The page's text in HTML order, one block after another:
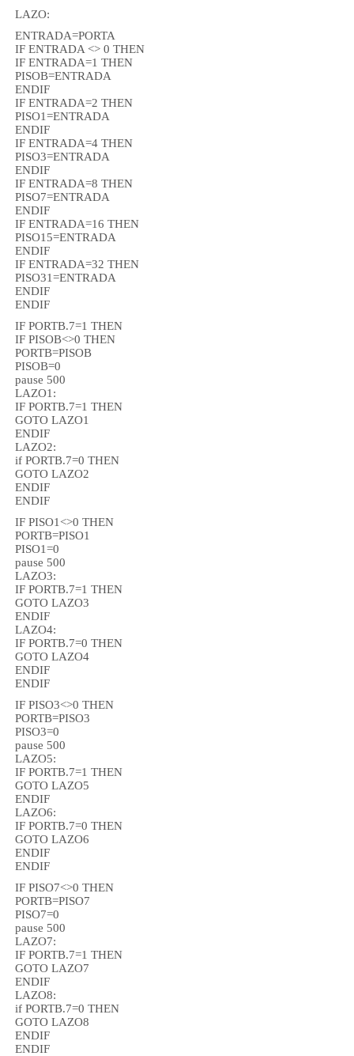
LAZO:
ENTRADA=PORTA
IF ENTRADA <> 0 THEN
IF ENTRADA=1 THEN
PISOB=ENTRADA
ENDIF
IF ENTRADA=2 THEN
PISO1=ENTRADA
ENDIF
IF ENTRADA=4 THEN
PISO3=ENTRADA
ENDIF
IF ENTRADA=8 THEN
PISO7=ENTRADA
ENDIF
IF ENTRADA=16 THEN
PISO15=ENTRADA
ENDIF
IF ENTRADA=32 THEN
PISO31=ENTRADA
ENDIF
ENDIF
IF PORTB.7=1 THEN
IF PISOB<>0 THEN
PORTB=PISOB
PISOB=0
pause 500
LAZO1:
IF PORTB.7=1 THEN
GOTO LAZO1
ENDIF
LAZO2:
if PORTB.7=0 THEN
GOTO LAZO2
ENDIF
ENDIF
IF PISO1<>0 THEN
PORTB=PISO1
PISO1=0
pause 500
LAZO3:
IF PORTB.7=1 THEN
GOTO LAZO3
ENDIF
LAZO4:
IF PORTB.7=0 THEN
GOTO LAZO4
ENDIF
ENDIF
IF PISO3<>0 THEN
PORTB=PISO3
PISO3=0
pause 500
LAZO5:
IF PORTB.7=1 THEN
GOTO LAZO5
ENDIF
LAZO6:
IF PORTB.7=0 THEN
GOTO LAZO6
ENDIF
ENDIF
IF PISO7<>0 THEN
PORTB=PISO7
PISO7=0
pause 500
LAZO7:
IF PORTB.7=1 THEN
GOTO LAZO7
ENDIF
LAZO8:
if PORTB.7=0 THEN
GOTO LAZO8
ENDIF
ENDIF